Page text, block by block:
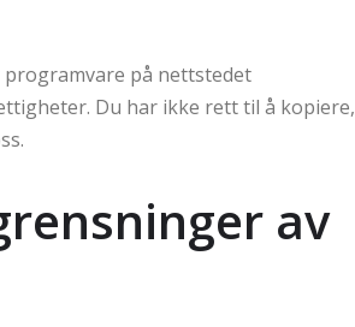
på nettstedet
Du har ikke rett til å kopiere,
av